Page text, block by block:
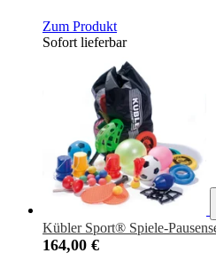
Zum Produkt
Sofort lieferbar
Kübler Sport® Spiele-
164,00 €